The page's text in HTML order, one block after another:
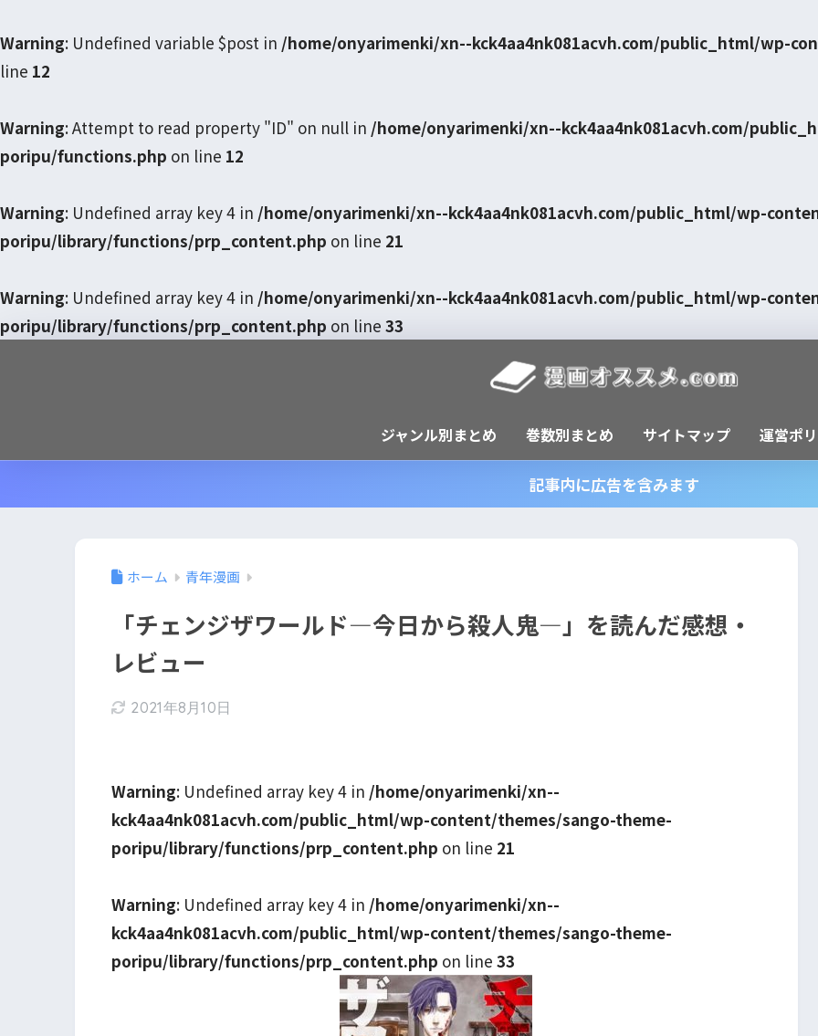
Warning: Undefined variable $post in /home/onyarimenki/xn--kck4aa4nk081acvh.com/public_html/wp-
line 12
Warning: Attempt to read property "ID" on null in /home/onyarimenki/xn--kck4aa4nk081acvh.com/
poripu/functions.php on line 12
Warning: Undefined array key 4 in /home/onyarimenki/xn--kck4aa4nk081acvh.com/public_html/wp-
poripu/library/functions/prp_content.php on line 21
Warning: Undefined array key 4 in /home/onyarimenki/xn--kck4aa4nk081acvh.com/public_html/wp-
poripu/library/functions/prp_content.php on line 33
ジャンル別まとめ 巻数別まとめ サイトマップ 運営ポ
記事内に広告を含みます
ホーム 青年漫画
「チェンジザワールド―今日から殺人鬼―」を読んだ感想・
レビュー
2021年8月10日
Warning: Undefined array key 4 in /home/onyarimenki/xn--
kck4aa4nk081acvh.com/public_html/wp-content/themes/sango-theme-
poripu/library/functions/prp_content.php on line 21
Warning: Undefined array key 4 in /home/onyarimenki/xn--
kck4aa4nk081acvh.com/public_html/wp-content/themes/sango-theme-
poripu/library/functions/prp_content.php on line 33